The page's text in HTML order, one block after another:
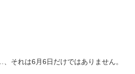
それは6月6日だけではありません。